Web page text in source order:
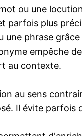
ou une
parfois plus
une phrase
empêche
au contexte.
au sens
Il évite parfois